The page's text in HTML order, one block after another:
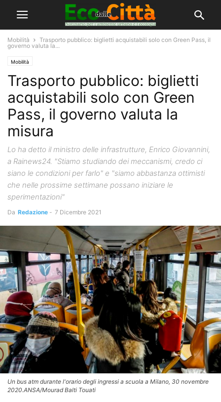
Mobilità
Trasporto pubblico: biglietti acquistabili solo con Green Pass, il
governo valuta la...
Mobilità
Trasporto pubblico: biglietti
acquistabili solo con Green
Pass, il governo valuta la
misura
Lo ha detto il ministro delle infrastrutture, Enrico Giovannini,
a Rainews24. "Stiamo studiando dei meccanismi, credo ci
siano le condizioni per farlo" e "siamo abbastanza ottimisti
che nelle prossime settimane possano iniziare le
sperimentazioni"
Da Redazione - 7 Dicembre 2021
Un bus atm durante l'orario degli ingressi a scuola a Milano, 30 novembre
2020.ANSA/Mourad Balti Touati